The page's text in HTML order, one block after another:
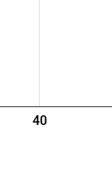
40